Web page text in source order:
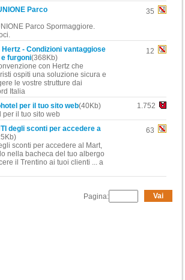
Parco
Parco Spormaggiore.
35
- Condizioni vantaggiose
furgoni(368Kb)
con Hertz che
ospiti una soluzione sicura e
le vostre strutture dai
Italia
12
per il tuo sito web(40Kb)
per il tuo sito web
1.752
degli sconti per accedere a
sconti per accedere al Mart,
nella bacheca del tuo albergo
il Trentino ai tuoi clienti ... a
63
Pagina: Vai